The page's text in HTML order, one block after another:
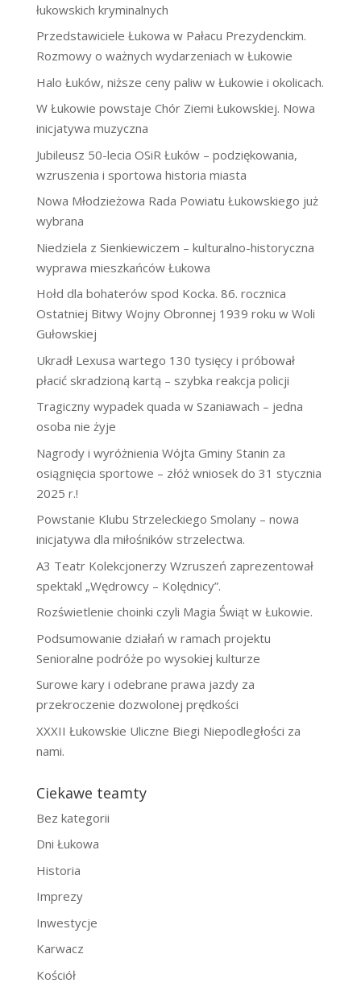
łukowskich kryminalnych
Przedstawiciele Łukowa w Pałacu Prezydenckim.
Rozmowy o ważnych wydarzeniach w Łukowie
Halo Łuków, niższe ceny paliw w Łukowie i okolicach.
W Łukowie powstaje Chór Ziemi Łukowskiej. Nowa
inicjatywa muzyczna
Jubileusz 50-lecia OSiR Łuków – podziękowania,
wzruszenia i sportowa historia miasta
Nowa Młodzieżowa Rada Powiatu Łukowskiego już
wybrana
Niedziela z Sienkiewiczem – kulturalno-historyczna
wyprawa mieszkańców Łukowa
Hołd dla bohaterów spod Kocka. 86. rocznica
Ostatniej Bitwy Wojny Obronnej 1939 roku w Woli
Gułowskiej
Ukradł Lexusa wartego 130 tysięcy i próbował
płacić skradzioną kartą – szybka reakcja policji
Tragiczny wypadek quada w Szaniawach – jedna
osoba nie żyje
Nagrody i wyróżnienia Wójta Gminy Stanin za
osiągnięcia sportowe – złóż wniosek do 31 stycznia
2025 r.!
Powstanie Klubu Strzeleckiego Smolany – nowa
inicjatywa dla miłośników strzelectwa.
A3 Teatr Kolekcjonerzy Wzruszeń zaprezentował
spektakl „Wędrowcy – Kolędnicy”.
Rozświetlenie choinki czyli Magia Świąt w Łukowie.
Podsumowanie działań w ramach projektu
Senioralne podróże po wysokiej kulturze
Surowe kary i odebrane prawa jazdy za
przekroczenie dozwolonej prędkości
XXXII Łukowskie Uliczne Biegi Niepodległości za
nami.
Ciekawe teamty
Bez kategorii
Dni Łukowa
Historia
Imprezy
Inwestycje
Karwacz
Kościół